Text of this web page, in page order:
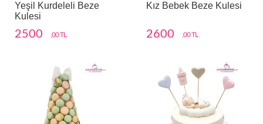
Yeşil Kurdeleli Beze
Kulesi
2500 ,00 TL
Kız Bebek Beze Kulesi
2600 ,00 TL